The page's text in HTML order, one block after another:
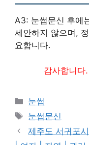
A3: 눈썹문신 후에
세안하지 않으며,
요합니다.
감사합니다
카
테
리
눈썹
태
그
눈썹문신
제주도 서귀포